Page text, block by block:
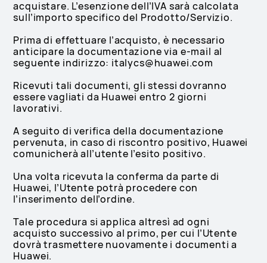
acquistare. L’esenzione dell’IVA sarà calcolata
sull’importo specifico del Prodotto/Servizio.
Prima di effettuare l’acquisto, è necessario
anticipare la documentazione via e-mail al
seguente indirizzo: italycs@huawei.com
Ricevuti tali documenti, gli stessi dovranno
essere vagliati da Huawei entro 2 giorni
lavorativi.
A seguito di verifica della documentazione
pervenuta, in caso di riscontro positivo, Huawei
comunicherà all’utente l’esito positivo.
Una volta ricevuta la conferma da parte di
Huawei, l’Utente potrà procedere con
l’inserimento dell’ordine.
Tale procedura si applica altresì ad ogni
acquisto successivo al primo, per cui l’Utente
dovrà trasmettere nuovamente i documenti a
Huawei.